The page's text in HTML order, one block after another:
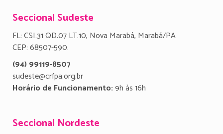
Seccional Sudeste
FL: CSI.31 QD.07 LT.10, Nova Marabá, Marabá/PA
CEP: 68507-590.
(94) 99119-8507
sudeste@crfpa.org.br
Horário de Funcionamento:9h às 16h
Seccional Nordeste